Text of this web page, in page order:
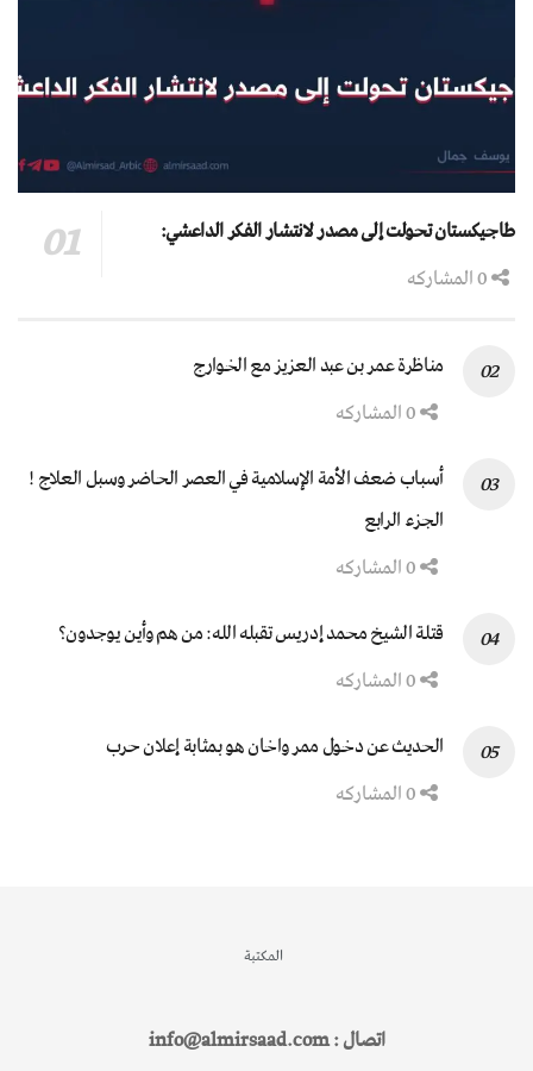
طاجيكستان تحولت إلى مصدر لانتشار الفكر الداعشي:
مناظرة عمر بن عبد العزيز مع الخوارج
أسباب ضعف الأمة الإسلامية في العصر الحاضر وسبل العلاج !
الجزء الرابع
قتلة الشيخ محمد إدريس تقبله الله: من هم وأين يوجدون؟
الحديث عن دخول ممر واخان هو بمثابة إعلان حرب
المكتبة
اتصال : info@almirsaad.com